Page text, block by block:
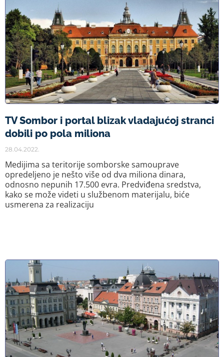
TV Sombor i portal blizak vladajućoj stranci
dobili po pola miliona
28.04.2022.
Medijima sa teritorije somborske samouprave
opredeljeno je nešto više od dva miliona dinara,
odnosno nepunih 17.500 evra. Predviđena sredstva,
kako se može videti u službenom materijalu, biće
usmerena za realizaciju